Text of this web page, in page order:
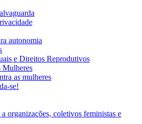
autonomia
e Direitos Reprodutivos
Mulheres
as mulheres
se!
organizações, coletivos feministas e